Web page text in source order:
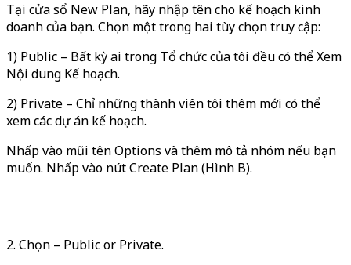
Tại cửa sổ New Plan, hãy nhập tên cho kế hoạch kinh
doanh của bạn. Chọn một trong hai tùy chọn truy cập:
1) Public – Bất kỳ ai trong Tổ chức của tôi đều có thể Xem
Nội dung Kế hoạch.
2) Private – Chỉ những thành viên tôi thêm mới có thể
xem các dự án kế hoạch.
Nhấp vào mũi tên Options và thêm mô tả nhóm nếu bạn
muốn. Nhấp vào nút Create Plan (Hình B).
2. Chọn – Public or Private.